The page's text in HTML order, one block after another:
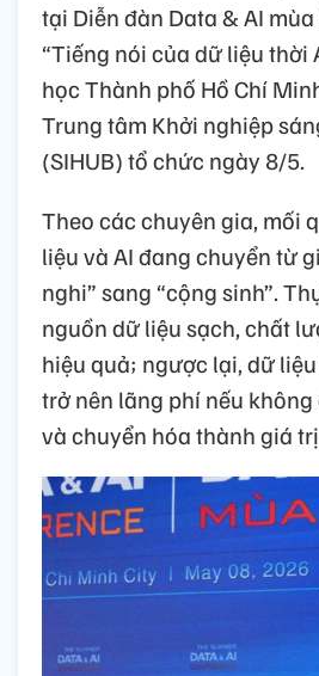
tại Diễn đàn Data & AI
“Tiếng nói của dữ liệu thời
học Thành phố Hồ Chí
Trung tâm Khởi nghiệp
(SIHUB) tổ chức ngày 8/5.
Theo các chuyên gia, mối
liệu và AI đang chuyển từ
nghi” sang “cộng sinh”.
nguồn dữ liệu sạch, chất
hiệu quả; ngược lại, dữ
trở nên lãng phí nếu
và chuyển hóa thành giá